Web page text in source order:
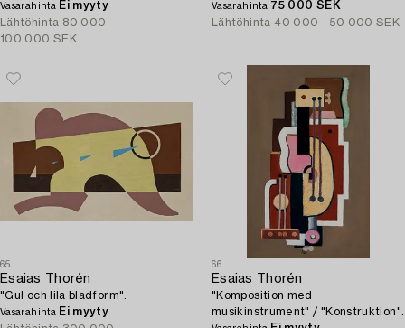
Vasarahinta Ei myyty
Lähtöhinta 80 000 -
100 000 SEK
Vasarahinta 75 000 SEK
Lähtöhinta 40 000 - 50 000 SEK
65
Esaias Thorén
"Gul och lila bladform".
Vasarahinta Ei myyty
66
Esaias Thorén
"Komposition med
musikinstrument" / "Konstruktion".